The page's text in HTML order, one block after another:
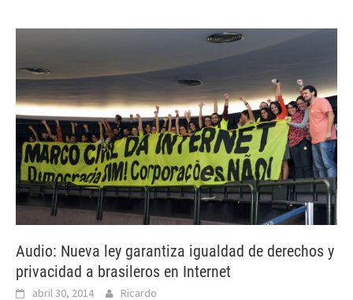
Audio: Nueva ley garantiza igualdad de derechos y
privacidad a brasileros en Internet
abril 30, 2014 Ricardo